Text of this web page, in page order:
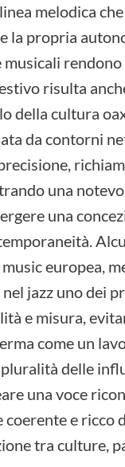
melodica
la propria
risulta
della cultura
da contorni
una
una
europea,
jazz uno dei
e misura,
come un
delle
una voce
e ricco
tra culture,